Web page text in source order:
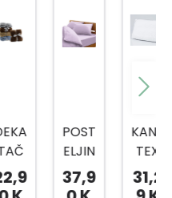
POST
ELJIN
A
JEDN
37,9
KANE
TEX
JAST
UK
31,2